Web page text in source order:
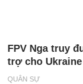
QUÂN SỰ
FPV Nga truy
trợ cho